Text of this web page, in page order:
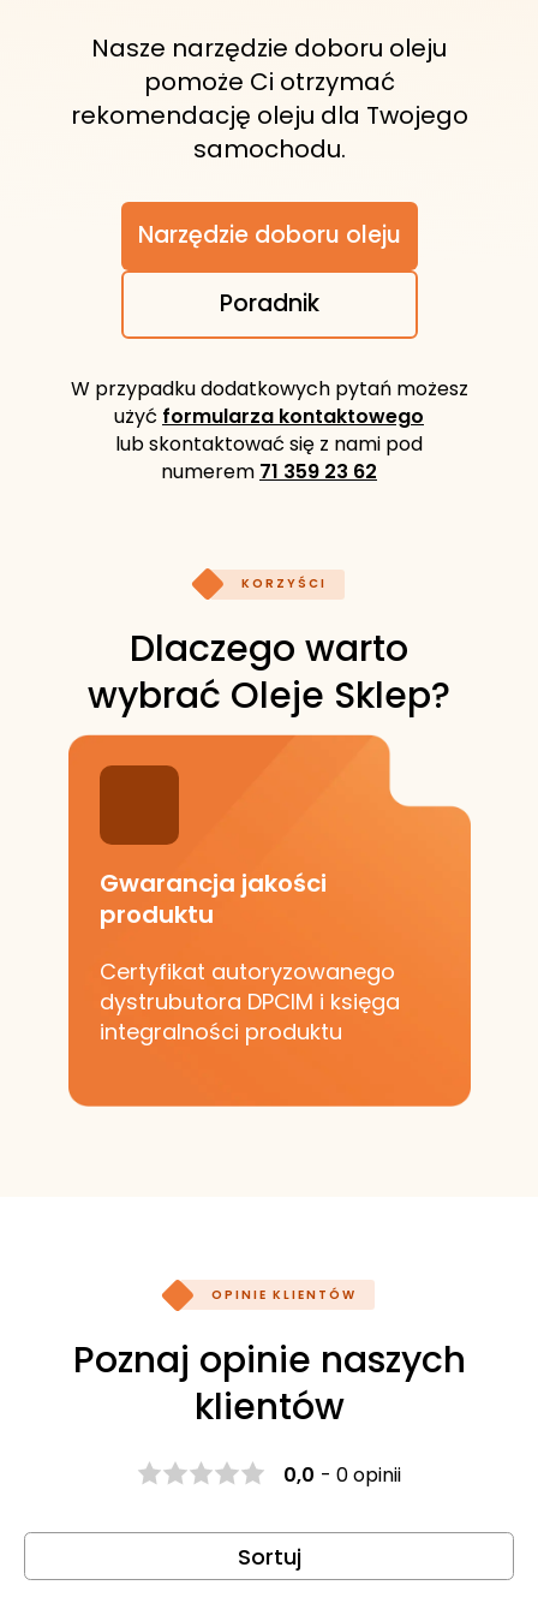
Nasze narzędzie doboru oleju
pomoże Ci otrzymać
rekomendację oleju dla Twojego
samochodu.
Narzędzie doboru oleju
Poradnik
W przypadku dodatkowych pytań możesz
użyć formularza kontaktowego
lub skontaktować się z nami pod
numerem 71 359 23 62
KORZYŚCI
Dlaczego warto
wybrać Oleje Sklep?
Gwarancja jakości
produktu
Certyfikat autoryzowanego
dystrubutora DPCIM i księga
integralności produktu
OPINIE KLIENTÓW
Poznaj opinie naszych
klientów
0,0 -0 opinii
Sortuj